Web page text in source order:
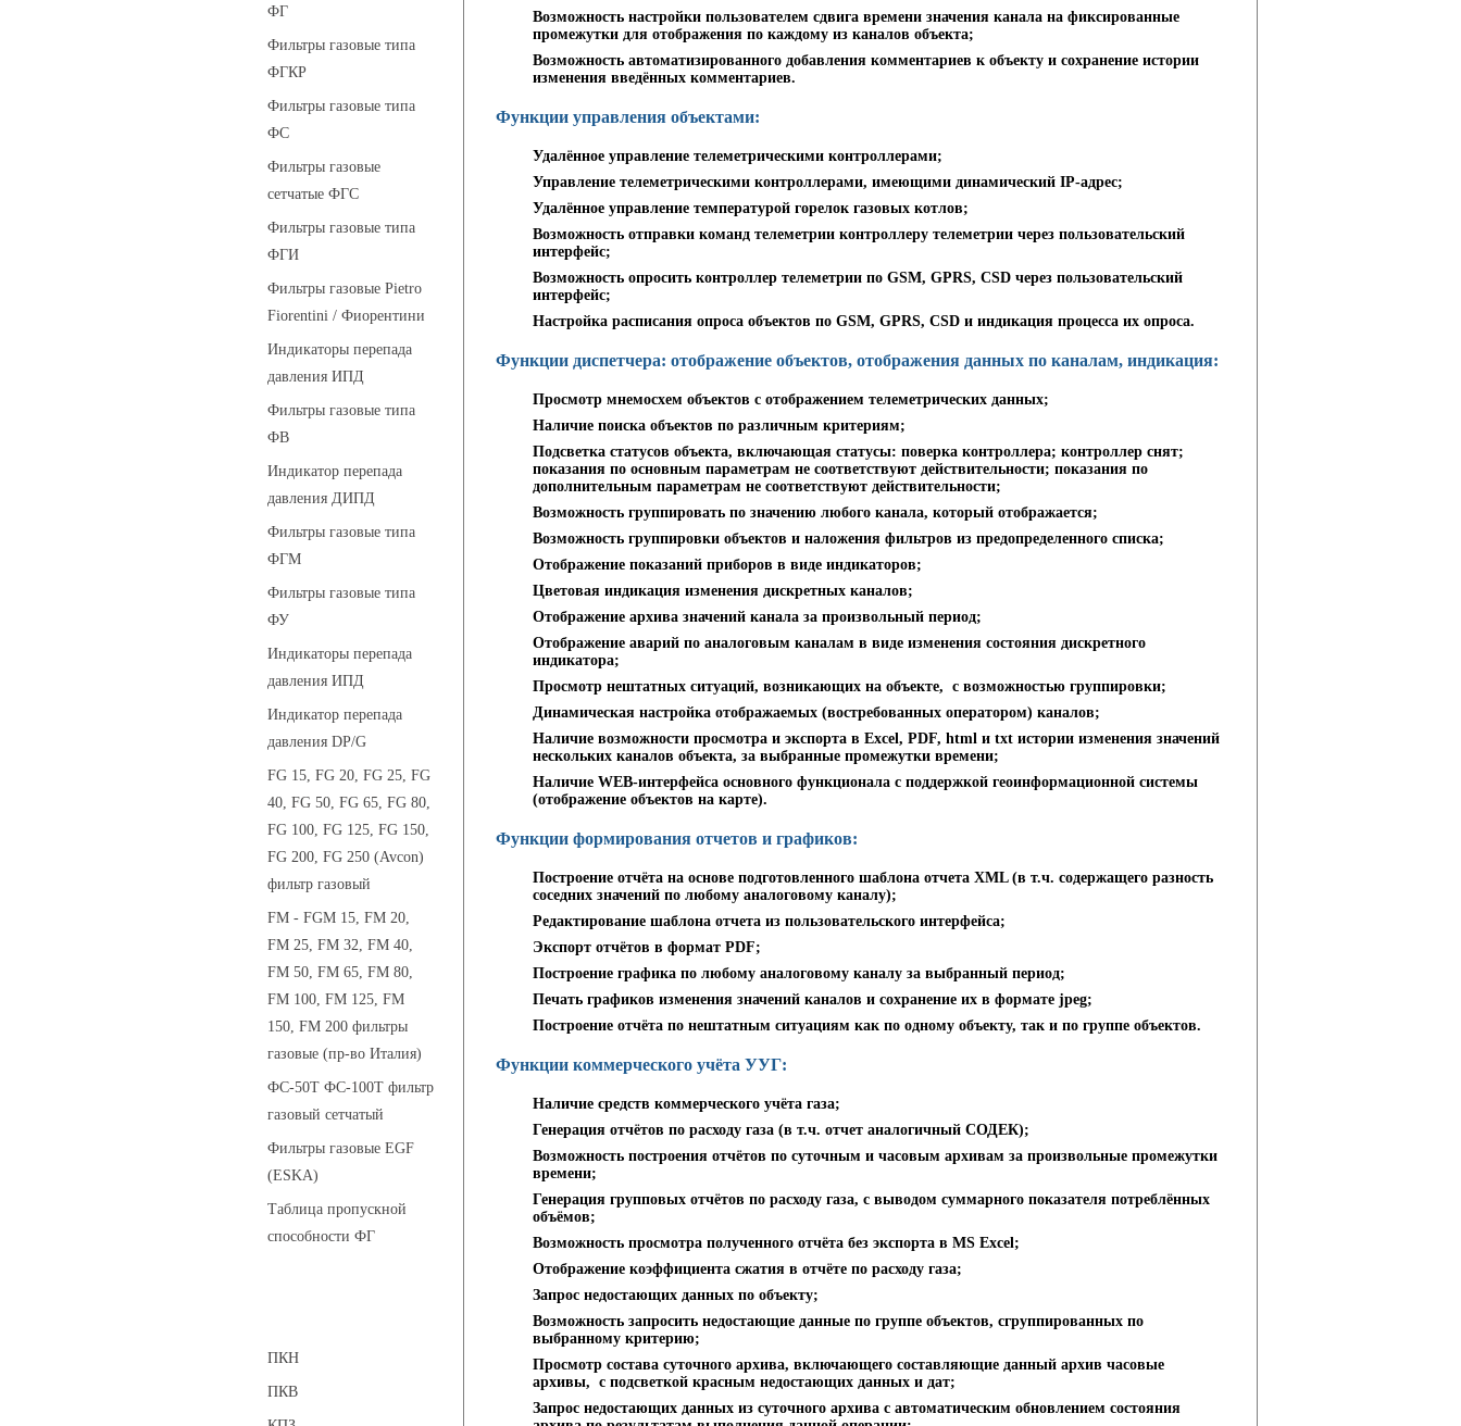
ФГ
Фильтры газовые типа
ФГКР
Фильтры газовые типа
ФС
Фильтры газовые
сетчатые ФГС
Фильтры газовые типа
ФГИ
Фильтры газовые Pietro
Fiorentini / Фиорентини
Индикаторы перепада
давления ИПД
Фильтры газовые типа
ФВ
Индикатор перепада
давления ДИПД
Фильтры газовые типа
ФГМ
Фильтры газовые типа
ФУ
Индикаторы перепада
давления ИПД
Индикатор перепада
давления DP/G
FG 15, FG 20, FG 25, FG
40, FG 50, FG 65, FG 80,
FG 100, FG 125, FG 150,
FG 200, FG 250 (Avcon)
фильтр газовый
FM - FGM 15, FM 20,
FM 25, FM 32, FM 40,
FM 50, FM 65, FM 80,
FM 100, FM 125, FM
150, FM 200 фильтры
газовые (пр-во Италия)
ФС-50Т ФС-100Т фильтр
газовый сетчатый
Фильтры газовые EGF
(ESKA)
Таблица пропускной
способности ФГ
ПКН
ПКВ
Возможность настройки пользователем сдвига времени значения канала на фиксированные
промежутки для отображения по каждому из каналов объекта;
Возможность автоматизированного добавления комментариев к объекту и сохранение истории
изменения введённых комментариев.
Функции управления объектами:
Удалённое управление телеметрическими контроллерами;
Управление телеметрическими контроллерами, имеющими динамический IP-адрес;
Удалённое управление температурой горелок газовых котлов;
Возможность отправки команд телеметрии контроллеру телеметрии через пользовательский
интерфейс;
Возможность опросить контроллер телеметрии по GSM, GPRS, CSD через пользовательский
интерфейс;
Настройка расписания опроса объектов по GSM, GPRS, CSD и индикация процесса их опроса.
Функции диспетчера: отображение объектов, отображения данных по каналам, индикация:
Просмотр мнемосхем объектов с отображением телеметрических данных;
Наличие поиска объектов по различным критериям;
Подсветка статусов объекта, включающая статусы: поверка контроллера; контроллер снят;
показания по основным параметрам не соответствуют действительности; показания по
дополнительным параметрам не соответствуют действительности;
Возможность группировать по значению любого канала, который отображается;
Возможность группировки объектов и наложения фильтров из предопределенного списка;
Отображение показаний приборов в виде индикаторов;
Цветовая индикация изменения дискретных каналов;
Отображение архива значений канала за произвольный период;
Отображение аварий по аналоговым каналам в виде изменения состояния дискретного
индикатора;
Просмотр нештатных ситуаций, возникающих на объекте, с возможностью группировки;
Динамическая настройка отображаемых (востребованных оператором) каналов;
Наличие возможности просмотра и экспорта в Excel, PDF, html и txt истории изменения значений
нескольких каналов объекта, за выбранные промежутки времени;
Наличие WEB-интерфейса основного функционала с поддержкой геоинформационной системы
(отображение объектов на карте).
Функции формирования отчетов и графиков:
Построение отчёта на основе подготовленного шаблона отчета XML (в т.ч. содержащего разность
соседних значений по любому аналоговому каналу);
Редактирование шаблона отчета из пользовательского интерфейса;
Экспорт отчётов в формат PDF;
Построение графика по любому аналоговому каналу за выбранный период;
Печать графиков изменения значений каналов и сохранение их в формате jpeg;
Построение отчёта по нештатным ситуациям как по одному объекту, так и по группе объектов.
Функции коммерческого учёта УУГ:
Наличие средств коммерческого учёта газа;
Генерация отчётов по расходу газа (в т.ч. отчет аналогичный СОДЕК);
Возможность построения отчётов по суточным и часовым архивам за произвольные промежутки
времени;
Генерация групповых отчётов по расходу газа, с выводом суммарного показателя потреблённых
объёмов;
Возможность просмотра полученного отчёта без экспорта в MS Excel;
Отображение коэффициента сжатия в отчёте по расходу газа;
Запрос недостающих данных по объекту;
Возможность запросить недостающие данные по группе объектов, сгруппированных по
выбранному критерию;
Просмотр состава суточного архива, включающего составляющие данный архив часовые
архивы, с подсветкой красным недостающих данных и дат;
Запрос недостающих данных из суточного архива с автоматическим обновлением состояния